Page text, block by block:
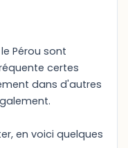
Pérou sont
certes
dans d'autres
en voici quelques